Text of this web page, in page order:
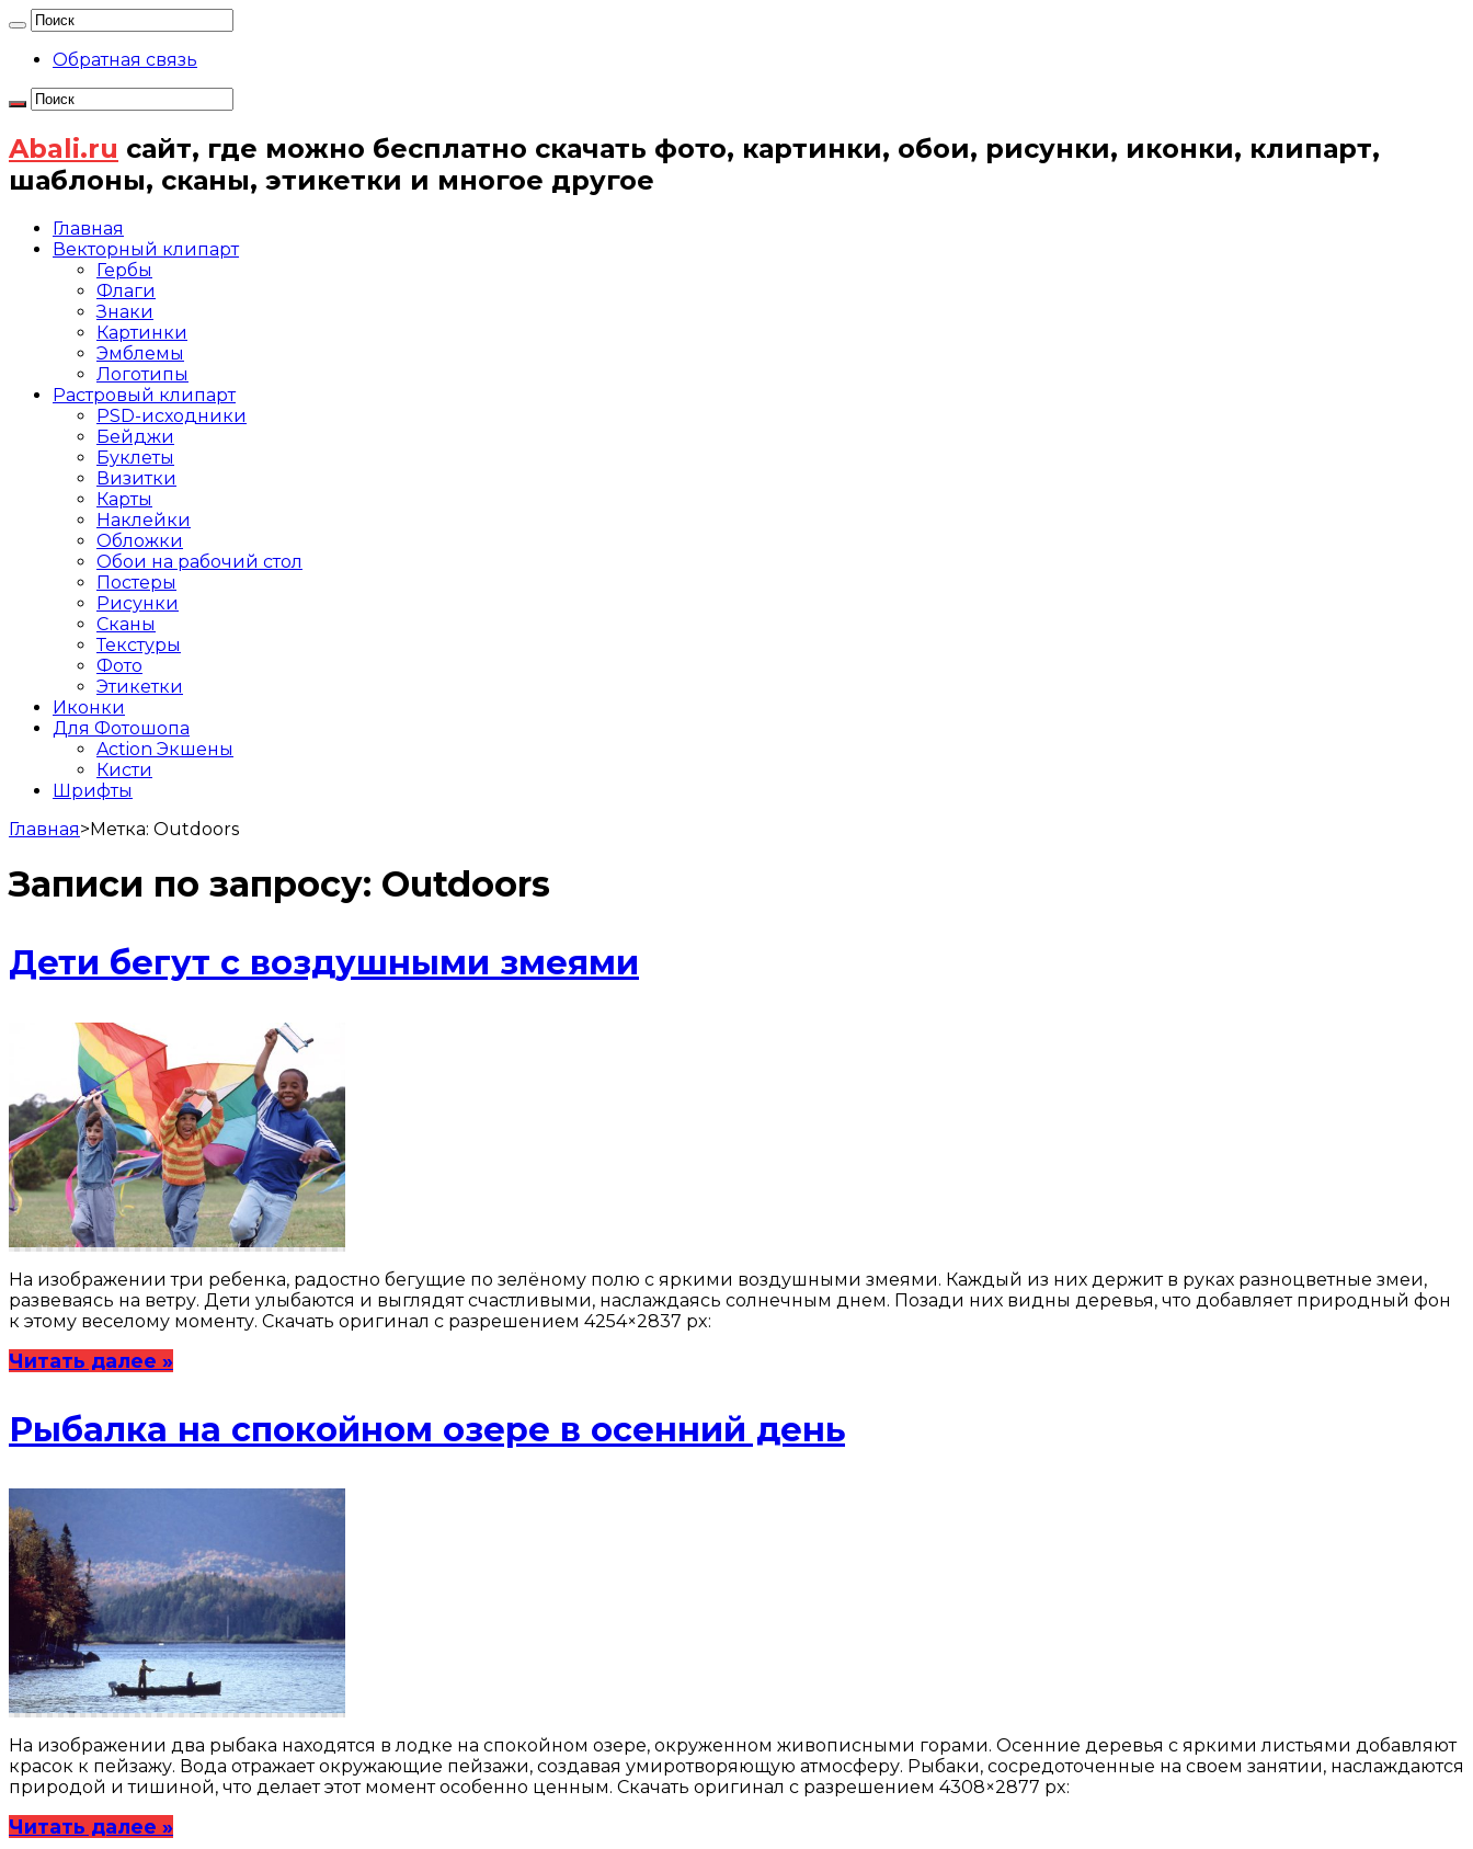
Обратная связь
Abali.ru сайт, где можно бесплатно скачать фото, картинки, обои, рисунки, иконки, клипарт,
шаблоны, сканы, этикетки и многое другое
Главная
Векторный клипарт
Гербы
Флаги
Знаки
Картинки
Эмблемы
Логотипы
Растровый клипарт
PSD-исходники
Бейджи
Буклеты
Визитки
Карты
Наклейки
Обложки
Обои на рабочий стол
Постеры
Рисунки
Сканы
Текстуры
Фото
Этикетки
Иконки
Для Фотошопа
Action Экшены
Кисти
Шрифты
Главная>Метка: Outdoors
Записи по запросу: Outdoors
Дети бегут с воздушными змеями
На изображении три ребенка, радостно бегущие по зелёному полю с яркими воздушными змеями. Каждый из них держит в руках разноцветные змеи,
развеваясь на ветру. Дети улыбаются и выглядят счастливыми, наслаждаясь солнечным днем. Позади них видны деревья, что добавляет природный фон
к этому веселому моменту. Скачать оригинал с разрешением 4254×2837 px:
Читать далее »
Рыбалка на спокойном озере в осенний день
На изображении два рыбака находятся в лодке на спокойном озере, окруженном живописными горами. Осенние деревья с яркими листьями добавляют
красок к пейзажу. Вода отражает окружающие пейзажи, создавая умиротворяющую атмосферу. Рыбаки, сосредоточенные на своем занятии, наслаждаются
природой и тишиной, что делает этот момент особенно ценным. Скачать оригинал с разрешением 4308×2877 px:
Читать далее »